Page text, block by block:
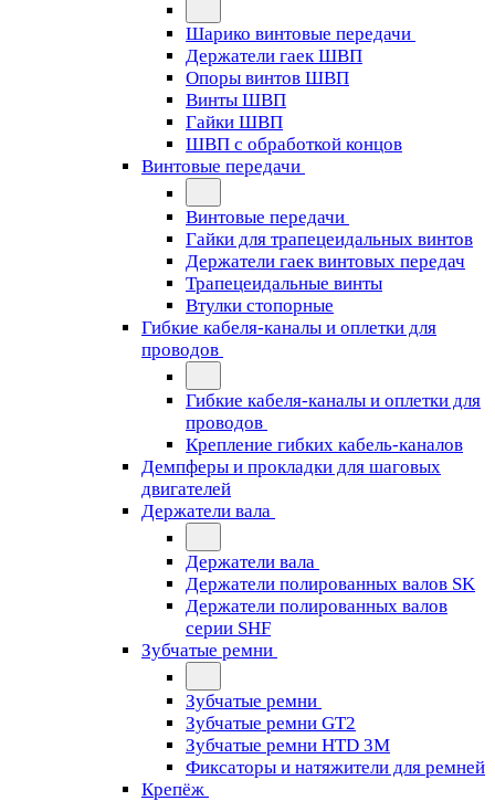
Шарико винтовые передачи
Держатели гаек ШВП
Опоры винтов ШВП
Винты ШВП
Гайки ШВП
ШВП с обработкой концов
Винтовые передачи
Винтовые передачи
Гайки для трапецеидальных винтов
Держатели гаек винтовых передач
Трапецеидальные винты
Втулки стопорные
Гибкие кабеля-каналы и оплетки для
проводов
Гибкие кабеля-каналы и оплетки для
проводов
Крепление гибких кабель-каналов
Демпферы и прокладки для шаговых
двигателей
Держатели вала
Держатели вала
Держатели полированных валов SK
Держатели полированных валов
серии SHF
Зубчатые ремни
Зубчатые ремни
Зубчатые ремни GT2
Зубчатые ремни HTD 3M
Фиксаторы и натяжители для ремней
Крепёж